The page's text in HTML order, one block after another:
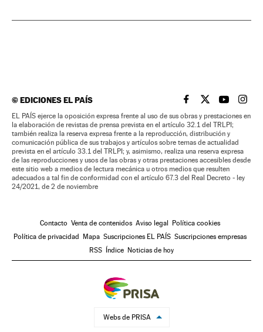
©EDICIONES EL PAÍS EL PAÍS BRASIL EN
EL PAÍSEL PAÍS
EL
EL PAÍS ejerce la oposición expresa frente al uso de sus obras y prestaciones en
la elaboración de revistas de prensa prevista en el artículo 32.1 del TRLPI;
también realiza la reserva expresa frente a la reproducción, distribución y
comunicación pública de sus trabajos y artículos sobre temas de actualidad
prevista en el artículo 33.1 del TRLPI; y, asimismo, realiza una reserva expresa
de las reproducciones y usos de las obras y otras prestaciones accesibles desde
este sitio web a medios de lectura mecánica u otros medios que resulten
adecuados a tal fin de conformidad con el artículo 67.3 del Real Decreto - ley
24/2021, de 2 de noviembre
Contacto Venta de contenidos Aviso legal Política cookies
Política de privacidad Mapa Suscripciones EL PAÍS Suscripciones empresas
RSS Índice Noticias de hoy
Webs de PRISA